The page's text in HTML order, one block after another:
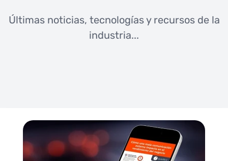
Últimas noticias, tecnologías y recursos de la
industria...